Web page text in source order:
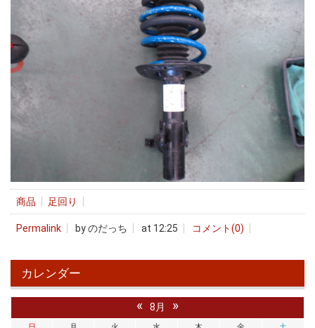
商品 足回り
Permalink by のだっち at 12:25 コメント(0)
カレンダー
« 8月 »